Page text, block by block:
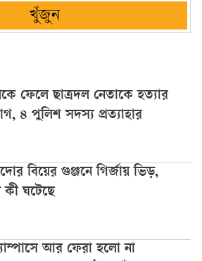
খুঁজুন
ফেলে ছাত্রদল নেতাকে হত্যার
৪ পুলিশ সদস্য প্রত্যাহার
বিয়ের গুঞ্জনে গির্জায় ভিড়,
ঘটেছে
আর ফেরা হলো না